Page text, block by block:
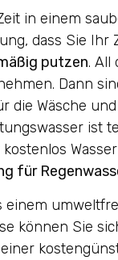
in einem
dass Sie Ihr
putzen. All
Dann
die Wäsche
ist
für
einem
können Sie